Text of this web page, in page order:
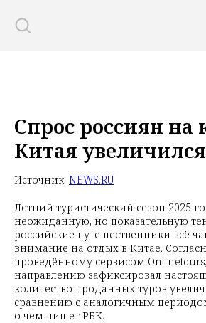
Спрос россиян на
Китая
Источник: NEWS.RU
Летний туристический сезон 2025
неожиданную, но показательную
российские путешественники всё
внимание на отдых в Китае.
проведённому сервисом
направлению зафиксировал
количество проданных туров
сравнению с аналогичным
о чём пишет РБК.